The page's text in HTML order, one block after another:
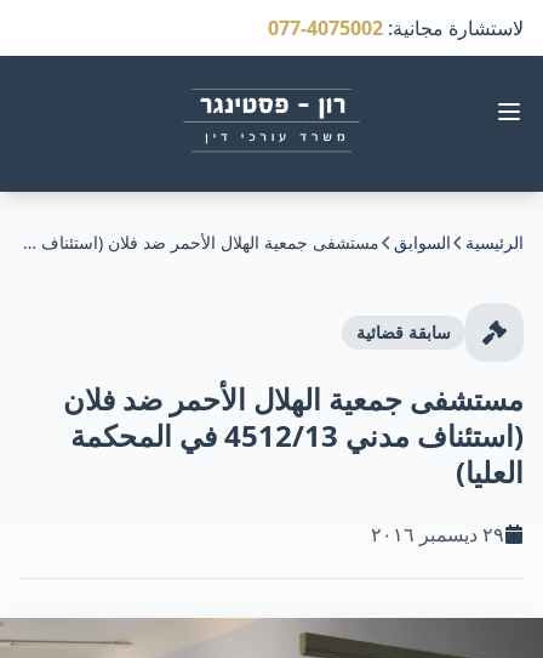
لاستشارة مجانية:
077-4075002
الرئيسية السوابق مستشفى جمعية الهلال الأحمر ضد فلان (استئناف مدني 4512/13 في المحكمة العليا)
سابقة قضائية
مستشفى جمعية الهلال الأحمر ضد فلان
(استئناف مدني 4512/13 في المحكمة
العليا)
٢٩ ديسمبر ٢٠١٦